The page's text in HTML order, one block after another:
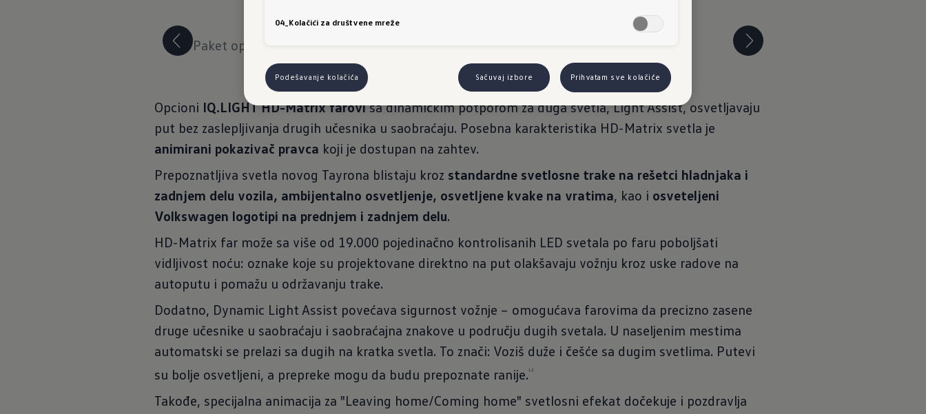
Paket opreme R-Line
Opcioni IQ.LIGHT HD-Matrix farovisa dinamičkim potporom za duga svetla, Light Assist, osvetljavaju
put bez zaslepljivanja drugih učesnika u saobraćaju. Posebna karakteristika HD-Matrix svetla je
animirani pokazivač pravca koji je dostupan na zahtev.
Prepoznatljiva svetla novog Tayrona blistaju kroz standardne svetlosne trake na rešetci hladnjaka i
zadnjem delu vozila, ambijentalno osvetljenje, osvetljene kvake na vratima, kao i osveteljeni
Volkswagen logotipi na prednjem i zadnjem delu.
HD-Matrix far može sa više od 19.000 pojedinačno kontrolisanih LED svetala po faru poboljšati
vidljivost noću: oznake koje su projektovane direktno na put olakšavaju vožnju kroz uske radove na
autoputu i pomažu u održavanju trake.
Dodatno, Dynamic Light Assist povećava sigurnost vožnje – omogućava farovima da precizno zasene
druge učesnike u saobraćaju i saobraćajna znakove u području dugih svetala. U naseljenim mestima
automatski se prelazi sa dugih na kratka svetla. To znači: Voziš duže i češće sa dugim svetlima. Putevi
su bolje osvetljeni, a prepreke mogu da budu prepoznate ranije. 1,2
Takođe, specijalna animacija za "Leaving home/Coming home" svetlosni efekat dočekuje i pozdravlja
04_Kolačići za društvene mreže
Podešavanje kolačića Sačuvaj izbore Prihvatam sve kolačiće